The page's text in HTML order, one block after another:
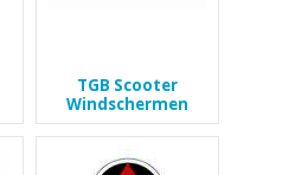
TGB Scooter
Windschermen